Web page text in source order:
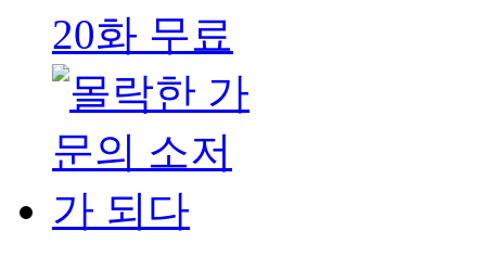
20화 무료